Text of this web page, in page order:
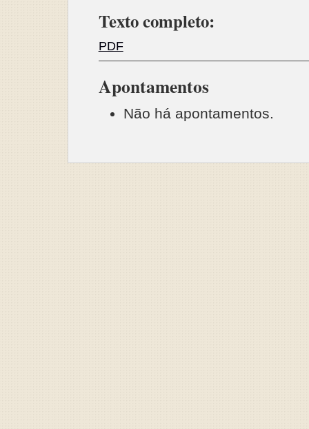
Texto completo:
PDF
Apontamentos
Não há apontamentos.